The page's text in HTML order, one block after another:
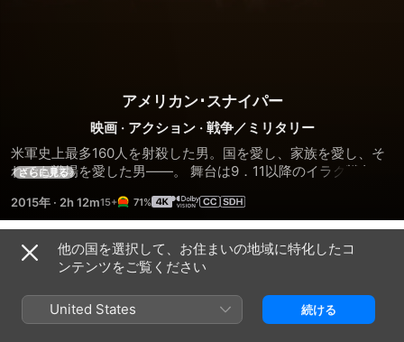
アメリカン･スナイパー
映画 · アクション · 戦争／ミリタリー
米軍史上最多160人を射殺した男。国を愛し、家族を愛し、そ
れでも戦場を愛した男――。 舞台は9．11以降のイラク戦争。
命じられた任務は「どんなに過酷な状況でも仲間を必ず守るこ
と。」。その狙撃の精度で多くの仲間を救ったクリスは “レジ
ェンド”の異名を轟かせるほどになる。しかし、彼の腕前は敵
の知るところとなり、“悪魔”と恐れられ、その首には18万ドル
の賞金を掛けられ、反乱兵たちの標的となってしまう。一方、
クリスの無事を願い続ける家族。平穏な家族との生活と想像を
絶する極限状況の戦地・・・過酷なイラク遠征は4回。愛する
さらに見る
2015年 · 2h 12m 71%
予告編
他の国を選択して、お住まいの地域に特化したコ
ンテンツをご覧ください
United States 続ける